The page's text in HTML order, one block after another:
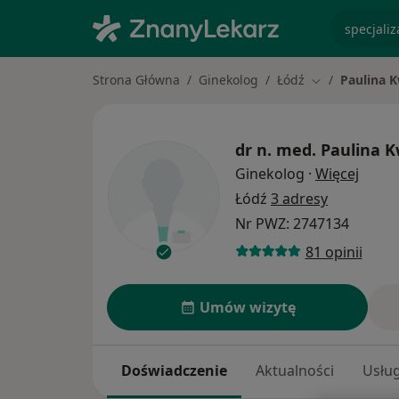
Strona Główna Ginekolog Łódź Zmień miasto
Paulina
dr n. med. Paulina
Ginekolog · Więcej
Łódź 3 adresy
Nr PWZ: 2747134
81 opinii
Umów wizytę
Doświadczenie Aktualności